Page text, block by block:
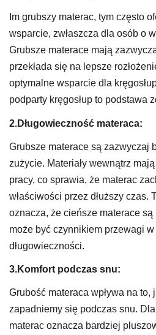
Im grubszy materac, tym często
wsparcie, zwłaszcza dla osób o
Grubsze materace mają
przekłada się na lepsze
optymalne wsparcie dla
podparty kręgosłup to podstawa
2.Długowieczność materaca:
Grubsze materace są zazwyczaj
zużycie. Materiały wewnątrz
pracy, co sprawia, że materac
właściwości przez dłuższy czas.
oznacza, że cieńsze materace są
może być czynnikiem przewagi
długowieczności.
3.Komfort podczas snu:
Grubość materaca wpływa na to,
zapadniemy się podczas snu.
materac oznacza bardziej